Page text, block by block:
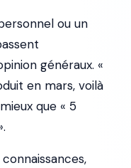
ou un
généraux. «
en mars, voilà
que « 5